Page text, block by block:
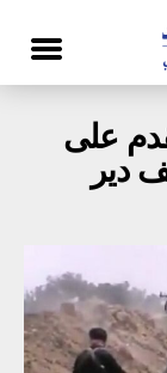
على
دير